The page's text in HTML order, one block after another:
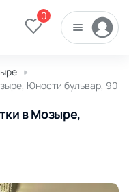
0
Юности бульвар, 90
в Мозыре,